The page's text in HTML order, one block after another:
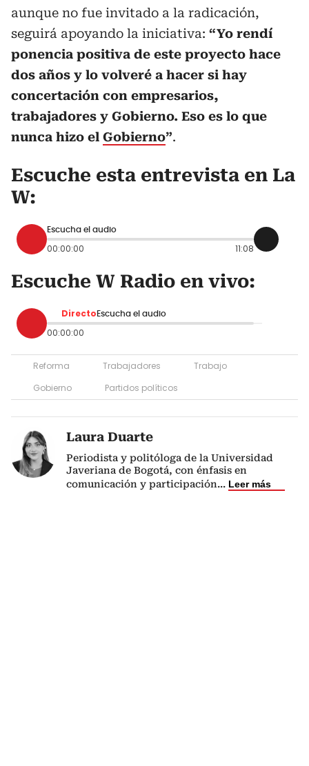
aunque no fue invitado a la radicación,
seguirá apoyando la iniciativa: “Yo rendí
ponencia positiva de este proyecto hace
dos años y lo volveré a hacer si hay
concertación con empresarios,
trabajadores y Gobierno. Eso es lo que
nunca hizo el Gobierno”.
Escuche esta entrevista en La
W:
Escucha el audio
00:00:00 11:08
Escuche W Radio en vivo:
Directo Escucha el audio
00:00:00
Reforma Trabajadores
Trabajo
Gobierno
Partidos políticos
Laura Duarte
Periodista y politóloga de la Universidad
Javeriana de Bogotá, con énfasis en
comunicación y participación... Leer más